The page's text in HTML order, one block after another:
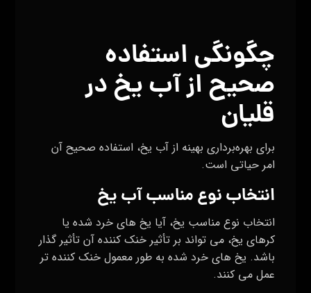
چگونگی استفاده
صحیح از آب یخ در
قلیان
برای بهره‌برداری بهینه از آب یخ، استفاده صحیح آن
امر حیاتی است.
انتخاب نوع مناسب آب یخ
انتخاب نوع مناسب یخ، آیا یخ های خرد شده یا
کرهای یخ، می‌ تواند بر تأثیر خنک‌ کننده آن تأثیر گذار
باشد. یخ های خرد شده به طور معمول خنک‌ کننده‌ تر
عمل می‌ کنند.